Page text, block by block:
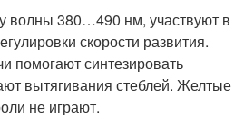
380…490 нм, участвуют в
скорости развития.
помогают синтезировать
вытягивания стеблей. Желтые
не играют.